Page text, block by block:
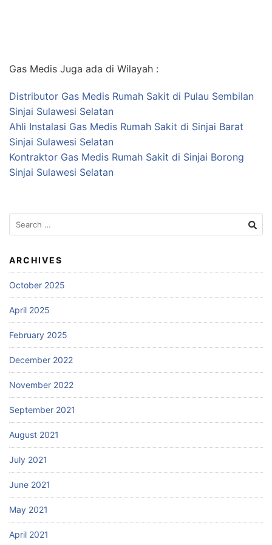
Gas Medis Juga ada di Wilayah :
Distributor Gas Medis Rumah Sakit di Pulau Sembilan
Sinjai Sulawesi Selatan
Ahli Instalasi Gas Medis Rumah Sakit di Sinjai Barat
Sinjai Sulawesi Selatan
Kontraktor Gas Medis Rumah Sakit di Sinjai Borong
Sinjai Sulawesi Selatan
Search
for:
ARCHIVES
October 2025
April 2025
February 2025
December 2022
November 2022
September 2021
August 2021
July 2021
June 2021
May 2021
April 2021